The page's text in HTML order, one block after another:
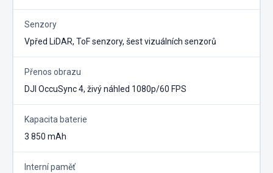
Senzory
Vpřed LiDAR, ToF senzory, šest vizuálních senzorů
Přenos obrazu
DJI OccuSync 4, živý náhled 1080p/60 FPS
Kapacita baterie
3 850 mAh
Interní paměť